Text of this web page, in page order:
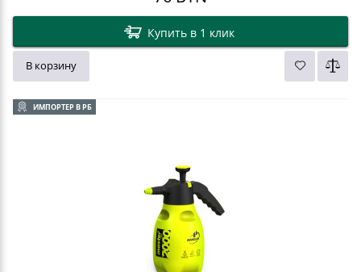
Купить в 1 клик
В корзину
ИМПОРТЕР В РБ